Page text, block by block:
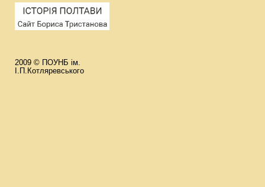
2009 © ПОУНБ ім.
І.П.Котляревського